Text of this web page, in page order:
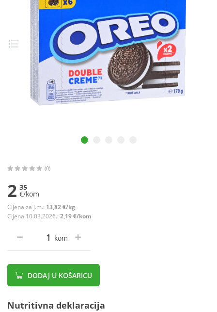
(0)
2 35
€/kom
Cijena za j.m.: 13,82 €/kg
Cijena 10.03.2026.: 2,19 €/kom
kom
DODAJ U KOŠARICU
Nutritivna deklaracija